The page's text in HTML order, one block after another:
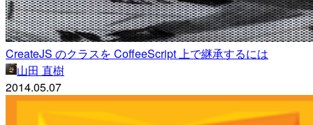
CreateJS のクラスを CoffeeScript 上で継承するには
山田 直樹
2014.05.07